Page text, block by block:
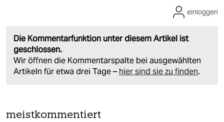
Die Kommentarfunktion unter diesem Artikel ist
geschlossen.
Wir öffnen die Kommentarspalte bei ausgewählten
Artikeln für etwa drei Tage – hier sind sie zu finden.
einloggen
meistkommentiert